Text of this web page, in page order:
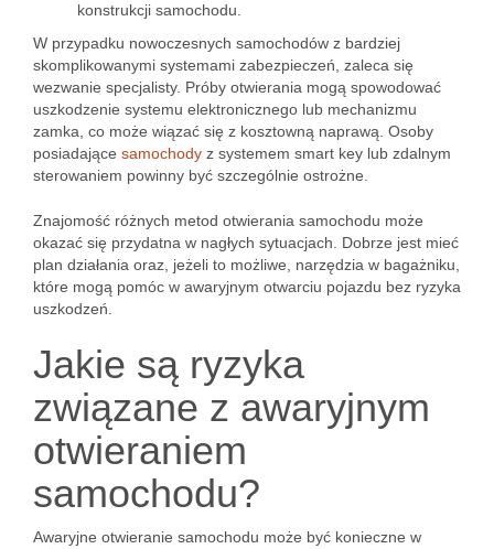
konstrukcji samochodu.
W przypadku nowoczesnych samochodów z bardziej
skomplikowanymi systemami zabezpieczeń, zaleca się
wezwanie specjalisty. Próby otwierania mogą spowodować
uszkodzenie systemu elektronicznego lub mechanizmu
zamka, co może wiązać się z kosztowną naprawą. Osoby
posiadające samochody z systemem smart key lub zdalnym
sterowaniem powinny być szczególnie ostrożne.
Znajomość różnych metod otwierania samochodu może
okazać się przydatna w nagłych sytuacjach. Dobrze jest mieć
plan działania oraz, jeżeli to możliwe, narzędzia w bagażniku,
które mogą pomóc w awaryjnym otwarciu pojazdu bez ryzyka
uszkodzeń.
Jakie są ryzyka
związane z awaryjnym
otwieraniem
samochodu?
Awaryjne otwieranie samochodu może być konieczne w